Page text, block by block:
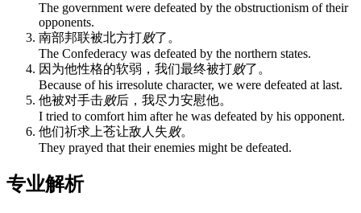
The government were defeated by the obstructionism of their
opponents.
南部邦联被北方打败了。
The Confederacy was defeated by the northern states.
因为他性格的软弱，我们最终被打败了。
Because of his irresolute character, we were defeated at last.
他被对手击败后，我尽力安慰他。
I tried to comfort him after he was defeated by his opponent.
他们祈求上苍让敌人失败。
They prayed that their enemies might be defeated.
专业解析